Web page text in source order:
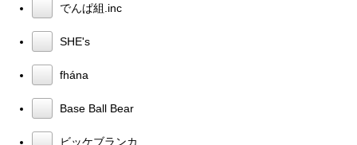
でんぱ組.inc
SHE's
fhána
Base Ball Bear
ビッケブランカ